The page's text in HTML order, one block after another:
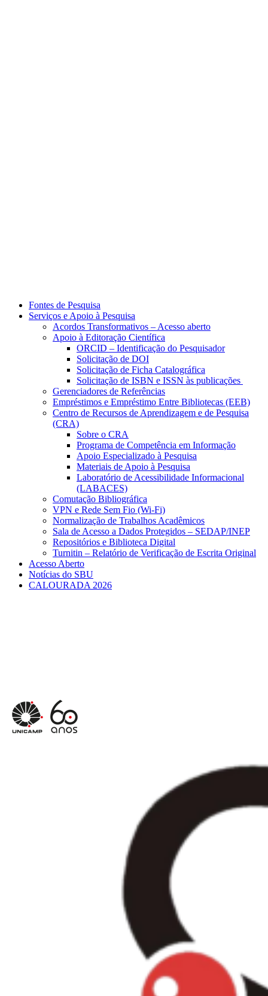
Fontes de Pesquisa
Serviços e Apoio à Pesquisa
Acordos Transformativos – Acesso aberto
Apoio à Editoração Científica
ORCID – Identificação do Pesquisador
Solicitação de DOI
Solicitação de Ficha Catalográfica
Solicitação de ISBN e ISSN às publicações
Gerenciadores de Referências
Empréstimos e Empréstimo Entre Bibliotecas (EEB)
Centro de Recursos de Aprendizagem e de Pesquisa
(CRA)
Sobre o CRA
Programa de Competência em Informação
Apoio Especializado à Pesquisa
Materiais de Apoio à Pesquisa
Laboratório de Acessibilidade Informacional
(LABACES)
Comutação Bibliográfica
VPN e Rede Sem Fio (Wi-Fi)
Normalização de Trabalhos Acadêmicos
Sala de Acesso a Dados Protegidos – SEDAP/INEP
Repositórios e Biblioteca Digital
Turnitin – Relatório de Verificação de Escrita Original
Acesso Aberto
Notícias do SBU
CALOURADA 2026